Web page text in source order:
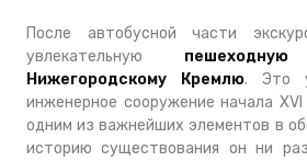
После автобусной части
увлекательную
Нижегородскому Кремлю. Это
инженерное сооружение начала XVI
одним из важнейших элементов в
историю существования он ни